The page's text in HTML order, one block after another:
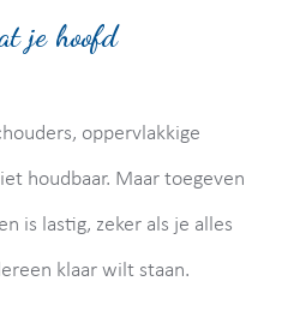
je hoofd
oppervlakkige
houdbaar. Maar toegeven
is lastig, zeker als je alles
klaar wilt staan.